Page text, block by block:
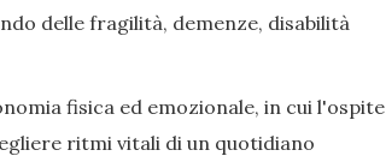
delle fragilità, demenze, disabilità
fisica ed emozionale, in cui l'ospite
ritmi vitali di un quotidiano